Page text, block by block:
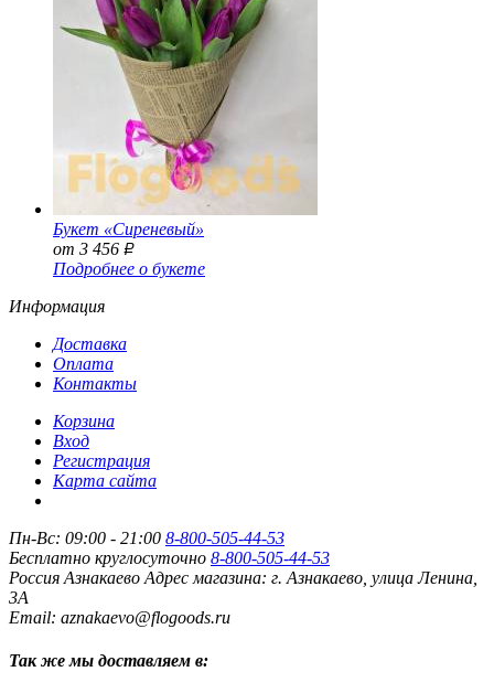
Букет «Сиреневый»
от 3 456 Р
Подробнее о букете
Информация
Доставка
Оплата
Контакты
Корзина
Вход
Регистрация
Карта сайта
Пн-Вс: 09:00 - 21:00 8-800-505-44-53
Бесплатно круглосуточно 8-800-505-44-53
Россия Азнакаево Адрес магазина: г. Азнакаево, улица Ленина,
3А
Email: aznakaevo@flogoods.ru
Так же мы доставляем в: